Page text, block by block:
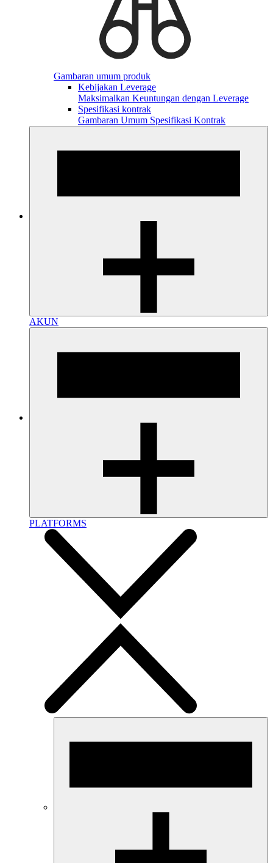
Gambaran umum produk
Kebijakan Leverage
Maksimalkan Keuntungan dengan Leverage
Spesifikasi kontrak
Gambaran Umum Spesifikasi Kontrak
AKUN
PLATFORMS